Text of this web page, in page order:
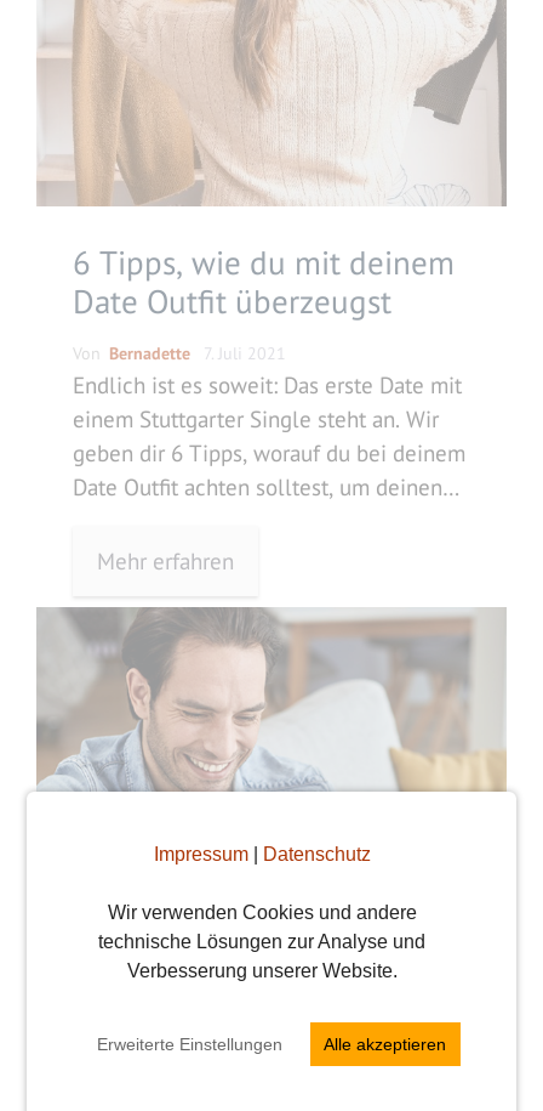
Impressum| Datenschutz
Wir verwenden Cookies und andere
technische Lösungen zur Analyse und
Verbesserung unserer Website.
Erweiterte Einstellungen Alle akzeptieren
6 Tipps, wie du mit deinem
Date Outfit überzeugst
Von Bernadette 7. Juli 2021
Endlich ist es soweit: Das erste Date mit
einem Stuttgarter Single steht an. Wir
geben dir 6 Tipps, worauf du bei deinem
Date Outfit achten solltest, um deinen
Mehr erfahren
Video-Date: So überzeugst